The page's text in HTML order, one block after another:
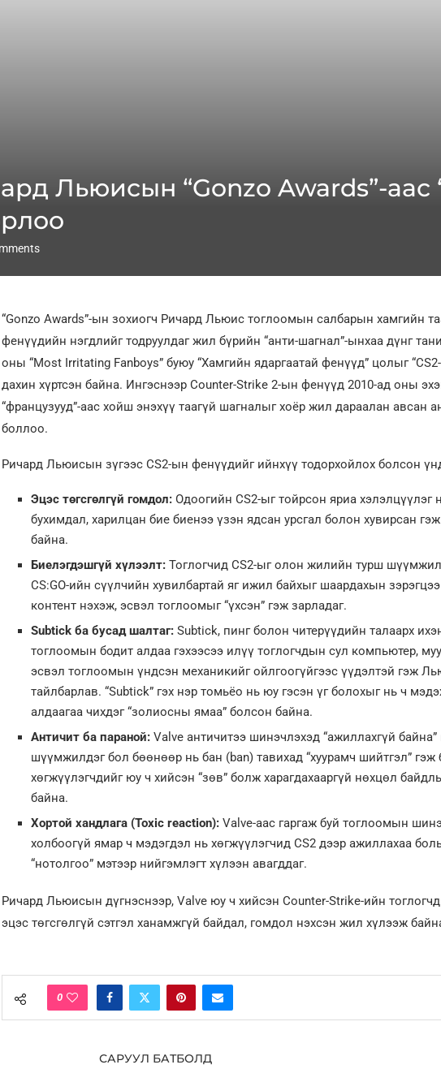
Льюисын “Gonzo Awards”-аас
“Gonzo Awards”-ын зохиогч Ричард Льюис тоглоомын салбарын хамгийн
фенүүдийн нэгдлийг тодруулдаг жил бүрийн “анти-шагнал”-ынхаа дүнг
оны “Most Irritating Fanboys” буюу “Хамгийн ядаргаатай фенүүд” цолыг
дахин хүртсэн байна. Ингэснээр Counter-Strike 2-ын фенүүд 2010-ад оны
“французууд”-аас хойш энэхүү таагүй шагналыг хоёр жил дараалан авсан
боллоо.
Ричард Льюисын зүгээс CS2-ын фенүүдийг ийнхүү тодорхойлох болсон
Эцэс төгсгөлгүй гомдол:Одоогийн CS2-ыг тойрсон яриа хэлэлцүүлэг
бухимдал, харилцан бие биенээ үзэн ядсан урсгал болон хувирсан
байна.
Биелэгдэшгүй хүлээлт:Тоглогчид CS2-ыг олон жилийн турш
CS:GO-ийн сүүлчийн хувилбартай яг ижил байхыг шаардахын
контент нэхэж, эсвэл тоглоомыг “үхсэн” гэж зарладаг.
Subtick ба бусад шалтаг:Subtick, пинг болон читерүүдийн талаарх
тоглоомын бодит алдаа гэхээсээ илүү тоглогчдын сул компьютер,
эсвэл тоглоомын үндсэн механикийг ойлгоогүйгээс үүдэлтэй гэж
тайлбарлав. “Subtick” гэх нэр томьёо нь юу гэсэн үг болохыг нь ч
алдаагаа чихдэг “золиосны ямаа” болсон байна.
Античит ба параной:Valve античитээ шинэчлэхэд “ажиллахгүй байна”
шүүмжилдэг бол бөөнөөр нь бан (ban) тавихад “хуурамч шийтгэл” гэж
хөгжүүлэгчдийг юу ч хийсэн “зөв” болж харагдахааргүй нөхцөл
байна.
Хортой хандлага (Toxic reaction):Valve-аас гаргаж буй тоглоомын
холбоогүй ямар ч мэдэгдэл нь хөгжүүлэгчид CS2 дээр ажиллахаа
“нотолгоо” мэтээр нийгэмлэгт хүлээн авагддаг.
Ричард Льюисын дүгнэснээр, Valve юу ч хийсэн Counter-Strike-ийн
эцэс төгсгөлгүй сэтгэл ханамжгүй байдал, гомдол нэхсэн жил хүлээж
0
САРУУЛ БАТБОЛД